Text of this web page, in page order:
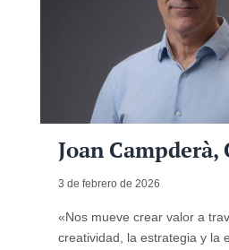
Joan Campderà,
3 de febrero de 2026
«Nos mueve crear valor a
creatividad, la estrategia y la